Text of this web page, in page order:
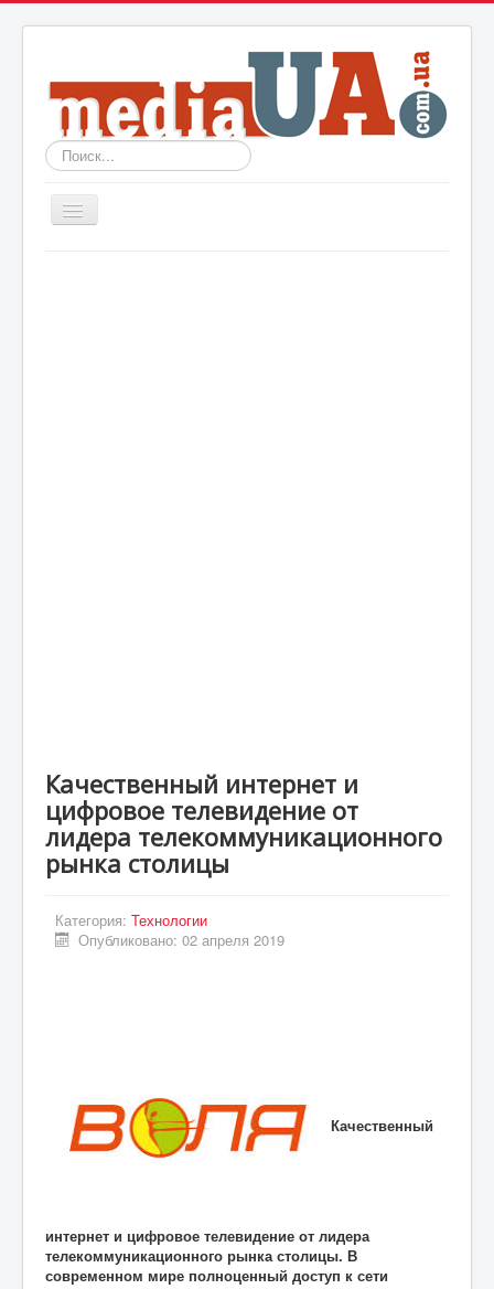
Искать...
Включить/
выключить
Происшествия
UA
ENG
ES
Качественный интернет и
цифровое телевидение от
лидера телекоммуникационного
рынка столицы
Категория: Технологии
Опубликовано: 02 апреля 2019
Качественный
интернет и цифровое телевидение от лидера
телекоммуникационного рынка столицы. В
современном мире полноценный доступ к сети